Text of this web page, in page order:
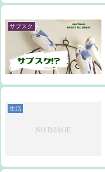
サブスク
生活